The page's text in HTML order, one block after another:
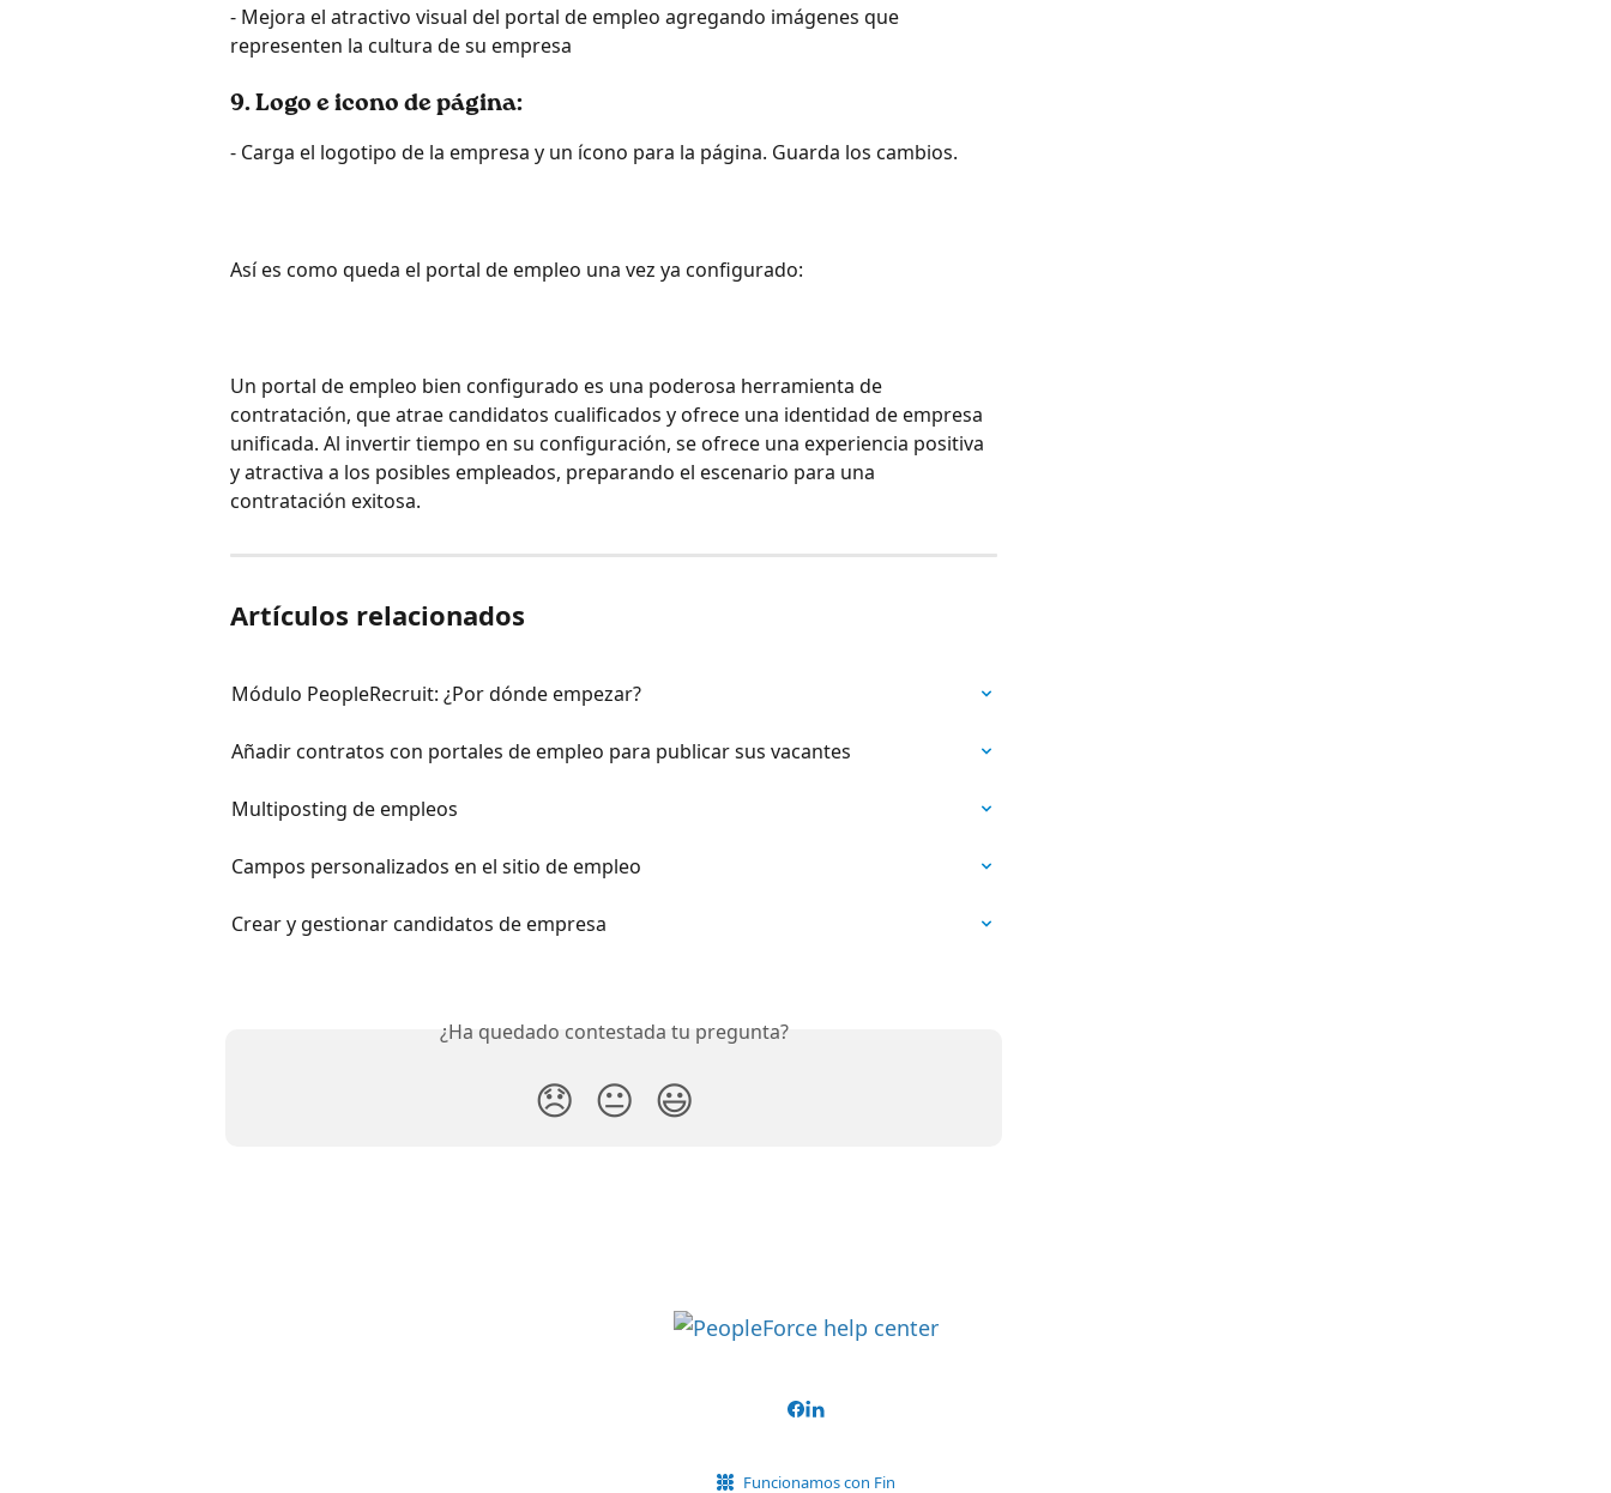
- Mejora el atractivo visual del portal de empleo agregando imágenes que
representen la cultura de su empresa
9. Logo e icono de página:
- Carga el logotipo de la empresa y un ícono para la página. Guarda los cambios.
Así es como queda el portal de empleo una vez ya configurado:
Un portal de empleo bien configurado es una poderosa herramienta de
contratación, que atrae candidatos cualificados y ofrece una identidad de empresa
unificada. Al invertir tiempo en su configuración, se ofrece una experiencia positiva
y atractiva a los posibles empleados, preparando el escenario para una
contratación exitosa.
Artículos relacionados
Módulo PeopleRecruit: ¿Por dónde empezar?
Añadir contratos con portales de empleo para publicar sus vacantes
Multiposting de empleos
Campos personalizados en el sitio de empleo
Crear y gestionar candidatos de empresa
¿Ha quedado contestada tu pregunta?
😞 😐 😃
Funcionamos con Fin